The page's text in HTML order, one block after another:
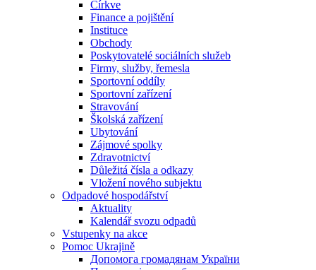
Církve
Finance a pojištění
Instituce
Obchody
Poskytovatelé sociálních služeb
Firmy, služby, řemesla
Sportovní oddíly
Sportovní zařízení
Stravování
Školská zařízení
Ubytování
Zájmové spolky
Zdravotnictví
Důležitá čísla a odkazy
Vložení nového subjektu
Odpadové hospodářství
Aktuality
Kalendář svozu odpadů
Vstupenky na akce
Pomoc Ukrajině
Допомога громадянам України